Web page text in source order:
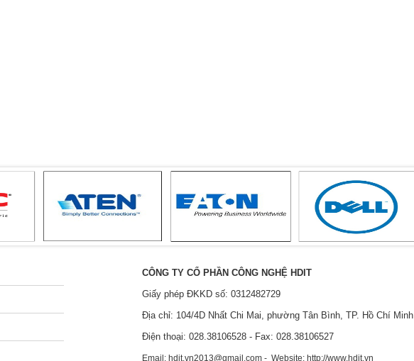
CÔNG TY CỔ PHẦN CÔNG NGHỆ HDIT
Giấy phép ĐKKD số: 0312482729
Địa chỉ: 104/4D Nhất Chi Mai, phường Tân Bình, TP. Hồ Chí Minh
Điện thoại: 028.38106528 - Fax: 028.38106527
Email: hdit.vn2013@gmail.com - Website: http://www.hdit.vn